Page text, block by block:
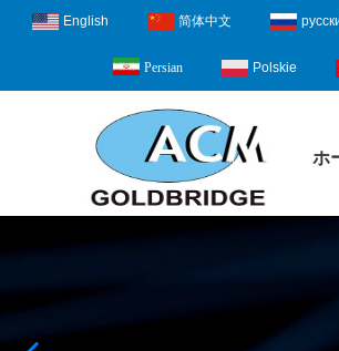
English 简体中文
Persian Polskie
ホ